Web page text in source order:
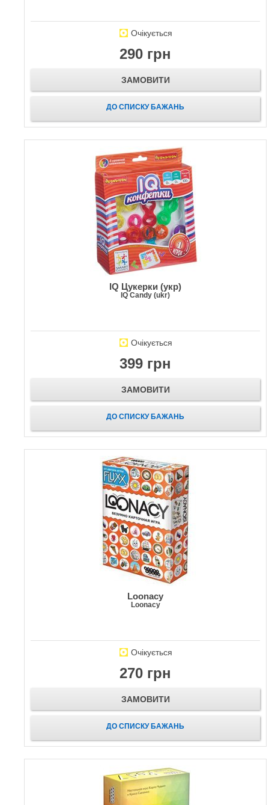
Очікується
290 грн
ЗАМОВИТИ
ДО СПИСКУ БАЖАНЬ
IQ Цукерки (укр)
IQ Candy (ukr)
Очікується
399 грн
ЗАМОВИТИ
ДО СПИСКУ БАЖАНЬ
Loonacy
Loonacy
Очікується
270 грн
ЗАМОВИТИ
ДО СПИСКУ БАЖАНЬ